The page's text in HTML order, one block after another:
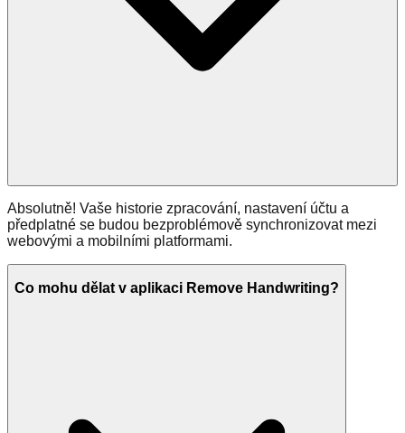
Absolutně! Vaše historie zpracování, nastavení účtu a
předplatné se budou bezproblémově synchronizovat mezi
webovými a mobilními platformami.
Co mohu dělat v aplikaci Remove Handwriting?